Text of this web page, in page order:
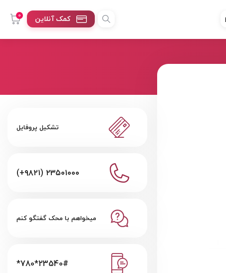
0 کمک آنلاین
تشکیل پروفایل
(+۹۸۲۱) ۲۳۵۰۱۰۰۰
میخواهم با محک گفتگو کنم
*780*23540#